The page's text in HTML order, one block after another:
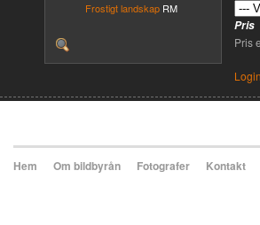
Frostigt landskap RM
Pris
Pris
Login
Hem Om bildbyrån Fotografer Kontakt